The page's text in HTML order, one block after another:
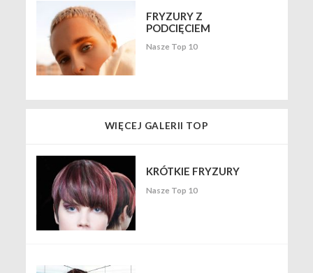
FRYZURY Z
PODCIĘCIEM
Nasze Top 10
WIĘCEJ GALERII TOP
KRÓTKIE FRYZURY
Nasze Top 10